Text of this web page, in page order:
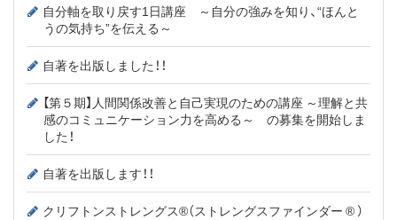
自分軸を取り戻す1日講座 ～自分の強みを知り、“ほんと
うの気持ち”を伝える～
自著を出版しました！！
【第５期】人間関係改善と自己実現のための講座 ～理解と共
感のコミュニケーション力を高める～ の募集を開始しま
した！
自著を出版します！！
クリフトンストレングス®（ストレングスファインダー ® ）